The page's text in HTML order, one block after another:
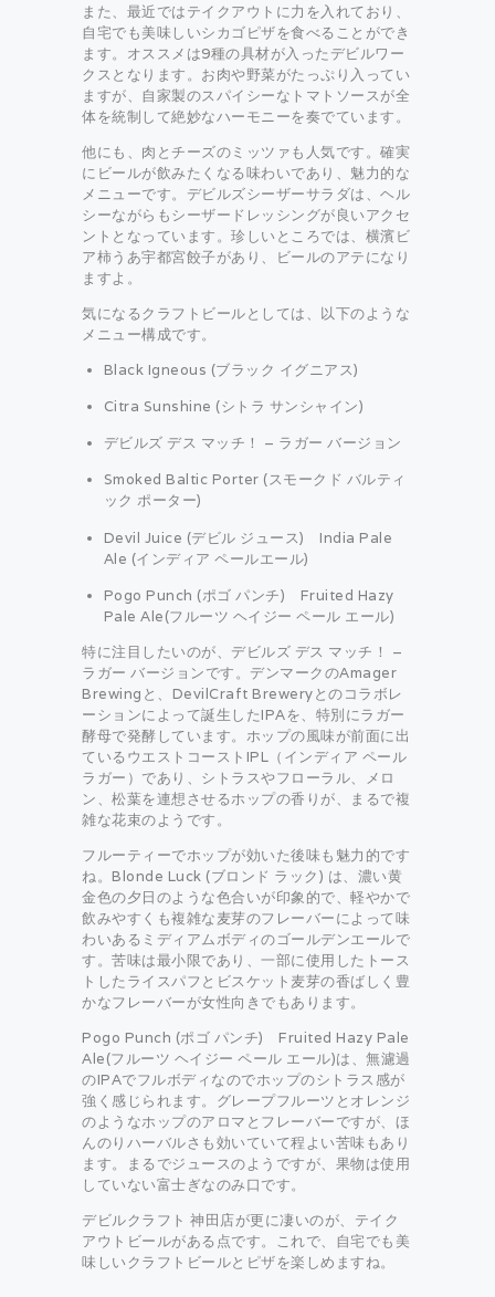
また、最近ではテイクアウトに力を入れており、
自宅でも美味しいシカゴピザを食べることができ
ます。オススメは9種の具材が入ったデビルワー
クスとなります。お肉や野菜がたっぷり入ってい
ますが、自家製のスパイシーなトマトソースが全
体を統制して絶妙なハーモニーを奏でています。
他にも、肉とチーズのミッツァも人気です。確実
にビールが飲みたくなる味わいであり、魅力的な
メニューです。デビルズシーザーサラダは、ヘル
シーながらもシーザードレッシングが良いアクセ
ントとなっています。珍しいところでは、横濱ビ
ア柿うあ宇都宮餃子があり、ビールのアテになり
ますよ。
気になるクラフトビールとしては、以下のような
メニュー構成です。
Black Igneous (ブラック イグニアス)
Citra Sunshine (シトラ サンシャイン)
デビルズ デス マッチ！ – ラガー バージョン
Smoked Baltic Porter (スモークド バルティ
ック ポーター)
Devil Juice (デビル ジュース) India Pale
Ale (インディア ペールエール)
Pogo Punch (ポゴ パンチ) Fruited Hazy
Pale Ale(フルーツ ヘイジー ペール エール)
特に注目したいのが、デビルズ デス マッチ！ –
ラガー バージョンです。デンマークのAmager
Brewingと、DevilCraft Breweryとのコラボレ
ーションによって誕生したIPAを、特別にラガー
酵母で発酵しています。ホップの風味が前面に出
ているウエストコーストIPL（インディア ペール
ラガー）であり、シトラスやフローラル、メロ
ン、松葉を連想させるホップの香りが、まるで複
雑な花束のようです。
フルーティーでホップが効いた後味も魅力的です
ね。Blonde Luck (ブロンド ラック) は、濃い黄
金色の夕日のような色合いが印象的で、軽やかで
飲みやすくも複雑な麦芽のフレーバーによって味
わいあるミディアムボディのゴールデンエールで
す。苦味は最小限であり、一部に使用したトース
トしたライスパフとビスケット麦芽の香ばしく豊
かなフレーバーが女性向きでもあります。
Pogo Punch (ポゴ パンチ) Fruited Hazy Pale
Ale(フルーツ ヘイジー ペール エール)は、無濾過
のIPAでフルボディなのでホップのシトラス感が
強く感じられます。グレープフルーツとオレンジ
のようなホップのアロマとフレーバーですが、ほ
んのりハーバルさも効いていて程よい苦味もあり
ます。まるでジュースのようですが、果物は使用
していない富士ぎなのみ口です。
デビルクラフト 神田店が更に凄いのが、テイク
アウトビールがある点です。これで、自宅でも美
味しいクラフトビールとピザを楽しめますね。